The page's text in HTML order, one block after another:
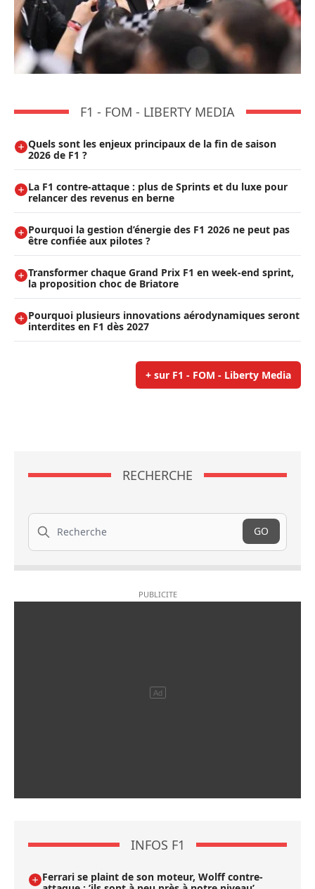
F1 - FOM - LIBERTY MEDIA
Quels sont les enjeux principaux de la fin de saison
2026 de F1 ?
La F1 contre-attaque : plus de Sprints et du luxe pour
relancer des revenus en berne
Pourquoi la gestion d’énergie des F1 2026 ne peut pas
être confiée aux pilotes ?
Transformer chaque Grand Prix F1 en week-end sprint,
la proposition choc de Briatore
Pourquoi plusieurs innovations aérodynamiques seront
interdites en F1 dès 2027
+ sur F1 - FOM - Liberty Media
RECHERCHE
Recherche
GO
INFOS F1
Ferrari se plaint de son moteur, Wolff contre-